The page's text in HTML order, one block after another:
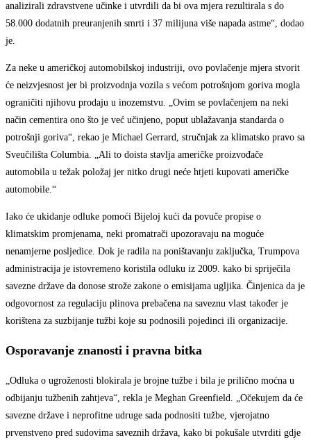
analizirali zdravstvene učinke i utvrdili da bi ova mjera rezultirala s do
58.000 dodatnih preuranjenih smrti i 37 milijuna više napada astme“, dodao
je.
Za neke u američkoj automobilskoj industriji, ovo povlačenje mjera stvorit
će neizvjesnost jer bi proizvodnja vozila s većom potrošnjom goriva mogla
ograničiti njihovu prodaju u inozemstvu. „Ovim se povlačenjem na neki
način cementira ono što je već učinjeno, poput ublažavanja standarda o
potrošnji goriva“, rekao je Michael Gerrard, stručnjak za klimatsko pravo sa
Sveučilišta Columbia. „Ali to doista stavlja američke proizvođače
automobila u težak položaj jer nitko drugi neće htjeti kupovati američke
automobile.“
Iako će ukidanje odluke pomoći Bijeloj kući da povuče propise o
klimatskim promjenama, neki promatrači upozoravaju na moguće
nenamjerne posljedice. Dok je radila na poništavanju zaključka, Trumpova
administracija je istovremeno koristila odluku iz 2009. kako bi spriječila
savezne države da donose strože zakone o emisijama ugljika. Činjenica da je
odgovornost za regulaciju plinova prebačena na saveznu vlast također je
korištena za suzbijanje tužbi koje su podnosili pojedinci ili organizacije.
Osporavanje znanosti i pravna bitka
„Odluka o ugroženosti blokirala je brojne tužbe i bila je prilično moćna u
odbijanju tužbenih zahtjeva“, rekla je Meghan Greenfield. „Očekujem da će
savezne države i neprofitne udruge sada podnositi tužbe, vjerojatno
prvenstveno pred sudovima saveznih država, kako bi pokušale utvrditi gdje